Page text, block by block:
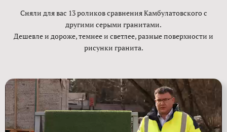
Сняли для вас 13 роликов сравнения Камбулатовского с
другими серыми гранитами.
Дешевле и дороже, темнее и светлее, разные поверхности и
рисунки гранита.